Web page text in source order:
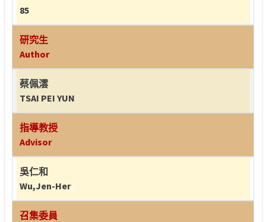
85
研究生
Author
蔡佩澐
TSAI PEI YUN
指導教授
Advisor
吳仁和
Wu,Jen-Her
召集委員